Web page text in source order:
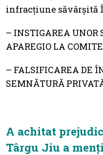
infracțiune săvârșită
– INSTIGAREA UNOR
APAREGIO LA
– FALSIFICAREA DE
SEMNĂTURĂ
A achitat
Târgu Jiu a